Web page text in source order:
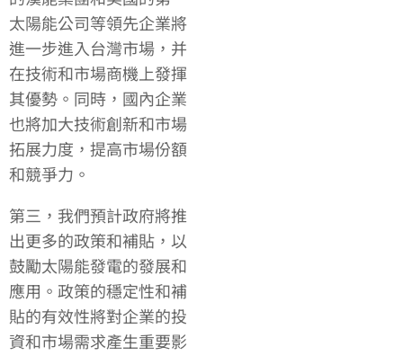
太陽能公司等領先企業將
進一步進入台灣市場，并
在技術和市場商機上發揮
其優勢。同時，國內企業
也將加大技術創新和市場
拓展力度，提高市場份額
和競爭力。
第三，我們預計政府將推
出更多的政策和補貼，以
鼓勵太陽能發電的發展和
應用。政策的穩定性和補
貼的有效性將對企業的投
資和市場需求產生重要影